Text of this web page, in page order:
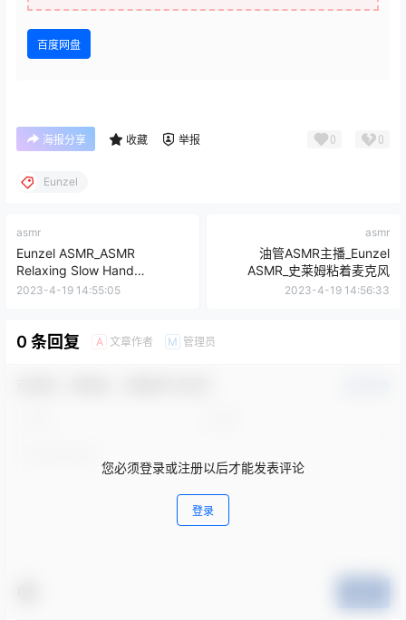
百度网盘
海报分享 收藏 举报 0 0
Eunzel
asmr
Eunzel ASMR_ASMR
Relaxing Slow Hand
movement Whispering
2023-4-19 14:55:05
asmr
油管ASMR主播_Eunzel
ASMR_史莱姆粘着麦克风
2023-4-19 14:56:33
0 条回复 A 文章作者 M 管理员
您必须登录或注册以后才能发表评论
登录